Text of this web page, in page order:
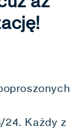
24. Każdy z